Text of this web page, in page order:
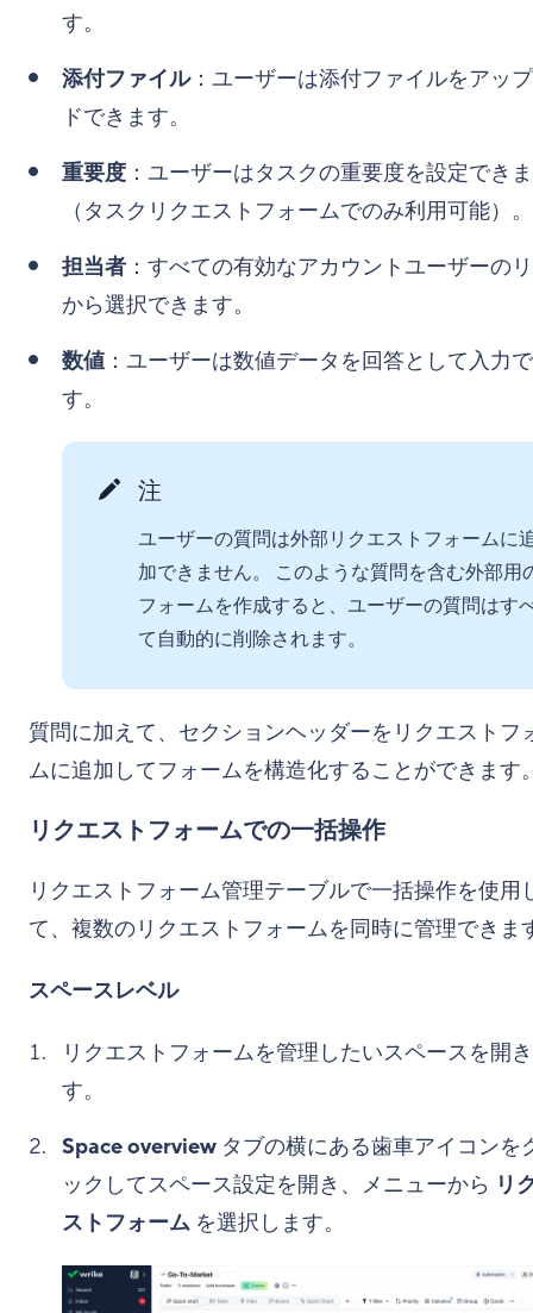
す。
添付ファイル：ユーザーは添付ファイルをアッ
ドできます。
重要度 ：ユーザーはタスクの重要度を設定でき
（タスクリクエストフォームでのみ利用可能）。
担当者 ：すべての有効なアカウントユーザーの
から選択できます。
数値 ：ユーザーは数値データを回答として入力
す。
注
ユーザーの質問は外部リクエストフォームに
加できません。 このような質問を含む外部用
フォームを作成すると、ユーザーの質問はす
て自動的に削除されます。
質問に加えて、セクションヘッダーをリクエストフ
ムに追加してフォームを構造化することができます
リクエストフォームでの一括操作
リクエストフォーム管理テーブルで一括操作を使用
て、複数のリクエストフォームを同時に管理できま
スペースレベル
リクエストフォームを管理したいスペースを開
す。
Space overview タブの横にある歯車アイコンを
ックしてスペース設定を開き、メニューから リ
ストフォーム を選択します。